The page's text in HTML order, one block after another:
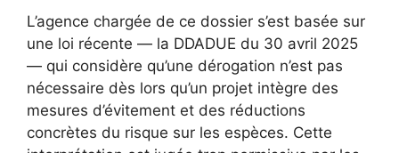
L’agence chargée de ce dossier s’est basée sur
une loi récente — la DDADUE du 30 avril 2025
— qui considère qu’une dérogation n’est pas
nécessaire dès lors qu’un projet intègre des
mesures d’évitement et des réductions
concrètes du risque sur les espèces. Cette